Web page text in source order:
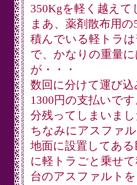
350Kgを軽く越えて
まあ、薬剤散布用
積んでいる軽トラ
で、かなりの重量
が・・・
数回に分けて運び
1300円の支払いで
分残ってしまいまし
ちなみにアスファ
地面に設置してあ
に軽トラごと乗せ
台のアスファルト